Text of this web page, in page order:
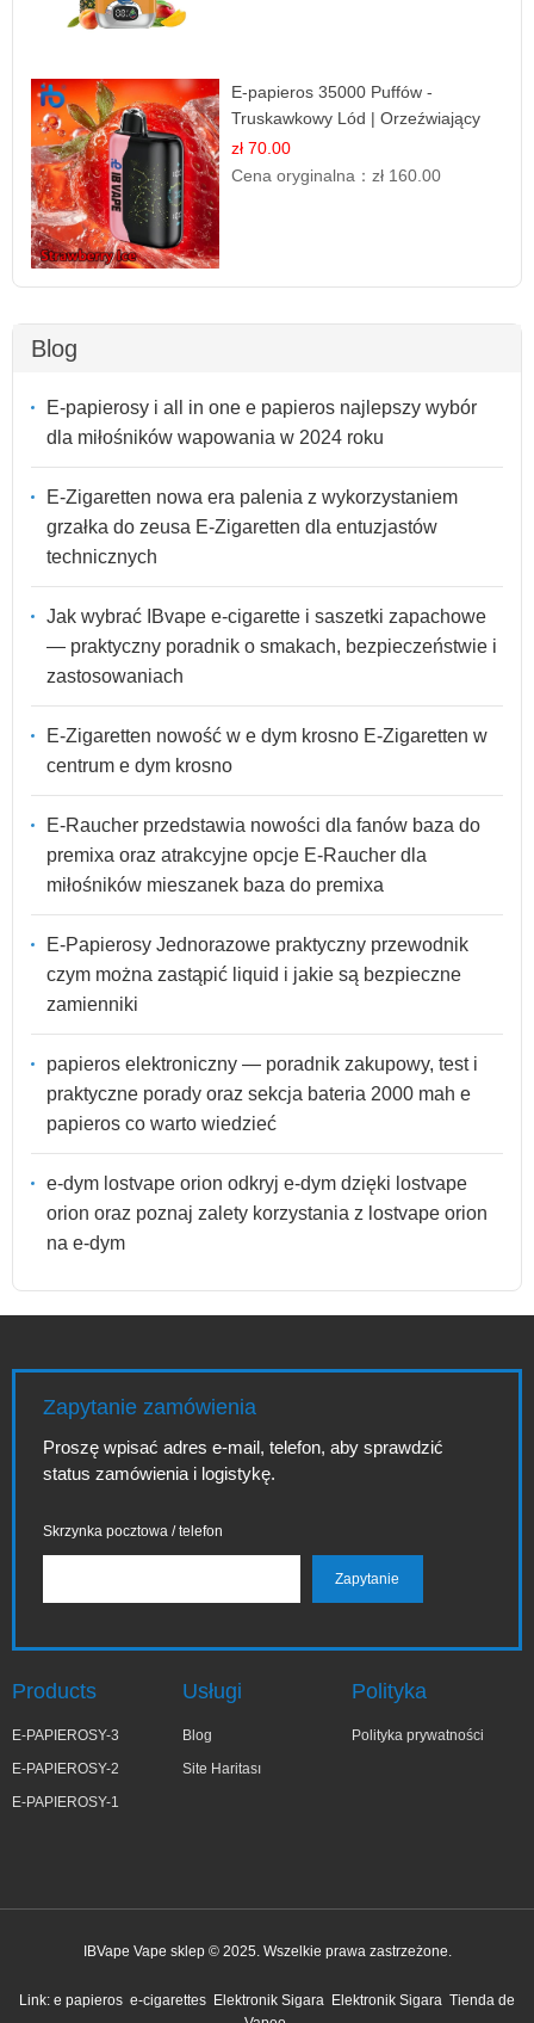
E-papieros 35000 Puffów -
Truskawkowy Lód | Orzeźwiający
Smak
zł 70.00
Cena oryginalna：zł 160.00
Blog
E-papierosy i all in one e papieros najlepszy wybór
dla miłośników wapowania w 2024 roku
E-Zigaretten nowa era palenia z wykorzystaniem
grzałka do zeusa E-Zigaretten dla entuzjastów
technicznych
Jak wybrać IBvape e-cigarette i saszetki zapachowe
— praktyczny poradnik o smakach, bezpieczeństwie i
zastosowaniach
E-Zigaretten nowość w e dym krosno E-Zigaretten w
centrum e dym krosno
E-Raucher przedstawia nowości dla fanów baza do
premixa oraz atrakcyjne opcje E-Raucher dla
miłośników mieszanek baza do premixa
E-Papierosy Jednorazowe praktyczny przewodnik
czym można zastąpić liquid i jakie są bezpieczne
zamienniki
papieros elektroniczny — poradnik zakupowy, test i
praktyczne porady oraz sekcja bateria 2000 mah e
papieros co warto wiedzieć
e-dym lostvape orion odkryj e-dym dzięki lostvape
orion oraz poznaj zalety korzystania z lostvape orion
na e-dym
Zapytanie zamówienia
Proszę wpisać adres e-mail, telefon, aby sprawdzić
status zamówienia i logistykę.
Skrzynka pocztowa / telefon
Products
E-PAPIEROSY-3
E-PAPIEROSY-2
E-PAPIEROSY-1
Usługi
Blog
Site Haritası
Polityka
Polityka prywatności
IBVape Vape sklep © 2025. Wszelkie prawa zastrzeżone.
Link: e papieros e-cigarettes Elektronik Sigara Elektronik Sigara Tienda de
niedawno kupiony